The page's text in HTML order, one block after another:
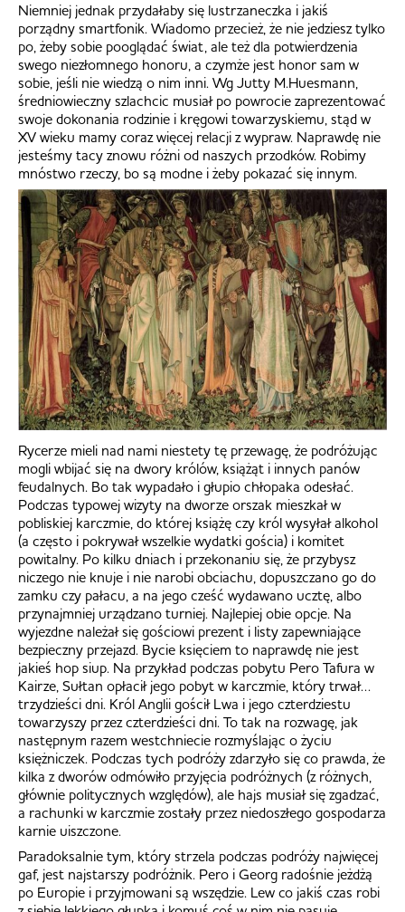
Niemniej jednak przydałaby się lustrzaneczka i jakiś
porządny smartfonik. Wiadomo przecież, że nie jedziesz tylko
po, żeby sobie pooglądać świat, ale też dla potwierdzenia
swego niezłomnego honoru, a czymże jest honor sam w
sobie, jeśli nie wiedzą o nim inni. Wg Jutty M.Huesmann,
średniowieczny szlachcic musiał po powrocie zaprezentować
swoje dokonania rodzinie i kręgowi towarzyskiemu, stąd w
XV wieku mamy coraz więcej relacji z wypraw. Naprawdę nie
jesteśmy tacy znowu różni od naszych przodków. Robimy
mnóstwo rzeczy, bo są modne i żeby pokazać się innym.
Rycerze mieli nad nami niestety tę przewagę, że podróżując
mogli wbijać się na dwory królów, książąt i innych panów
feudalnych. Bo tak wypadało i głupio chłopaka odesłać.
Podczas typowej wizyty na dworze orszak mieszkał w
pobliskiej karczmie, do której książę czy król wysyłał alkohol
(a często i pokrywał wszelkie wydatki gościa) i komitet
powitalny. Po kilku dniach i przekonaniu się, że przybysz
niczego nie knuje i nie narobi obciachu, dopuszczano go do
zamku czy pałacu, a na jego cześć wydawano ucztę, albo
przynajmniej urządzano turniej. Najlepiej obie opcje. Na
wyjezdne należał się gościowi prezent i listy zapewniające
bezpieczny przejazd. Bycie księciem to naprawdę nie jest
jakieś hop siup. Na przykład podczas pobytu Pero Tafura w
Kairze, Sułtan opłacił jego pobyt w karczmie, który trwał…
trzydzieści dni. Król Anglii gościł Lwa i jego czterdziestu
towarzyszy przez czterdzieści dni. To tak na rozwagę, jak
następnym razem westchniecie rozmyślając o życiu
księżniczek. Podczas tych podróży zdarzyło się co prawda, że
kilka z dworów odmówiło przyjęcia podróżnych (z różnych,
głównie politycznych względów), ale hajs musiał się zgadzać,
a rachunki w karczmie zostały przez niedoszłego gospodarza
karnie uiszczone.
Paradoksalnie tym, który strzela podczas podróży najwięcej
gaf, jest najstarszy podróżnik. Pero i Georg radośnie jeżdżą
po Europie i przyjmowani są wszędzie. Lew co jakiś czas robi